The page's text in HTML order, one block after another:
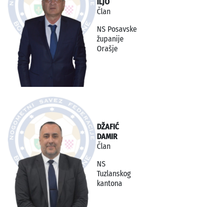
Član
NS Posavske
županije
Orašje
DŽAFIĆ
DAMIR
Član
NS
Tuzlanskog
kantona